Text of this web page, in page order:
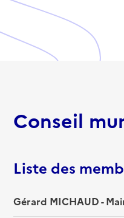
Conseil
Liste des
Gérard MICHAUD -